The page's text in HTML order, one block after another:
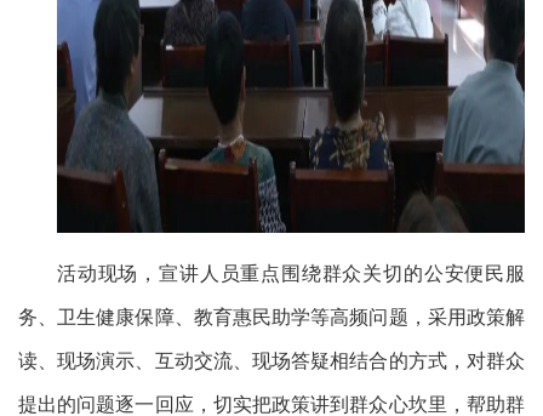
活动现场，宣讲人员重点围绕群众关切的公安便民服
务、卫生健康保障、教育惠民助学等高频问题，采用政策解
读、现场演示、互动交流、现场答疑相结合的方式， 对群众
提出的问题逐一回应，切实把政策讲到群众心坎里，帮助群